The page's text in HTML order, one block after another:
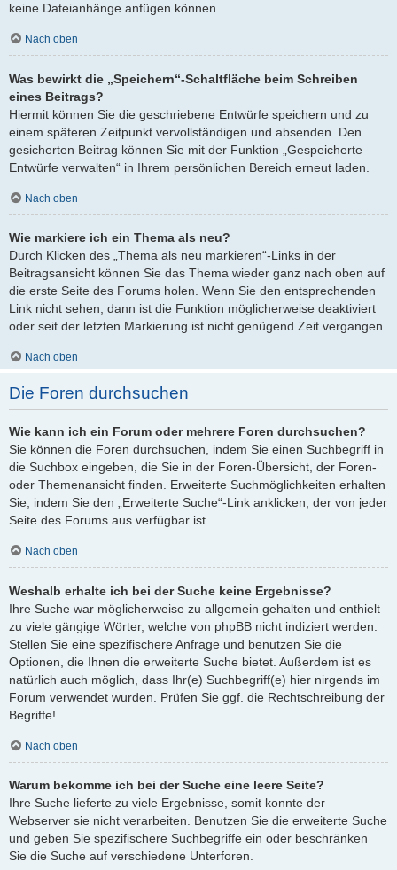
keine Dateianhänge anfügen können.
Nach oben
Was bewirkt die „Speichern“-Schaltfläche beim Schreiben
eines Beitrags?
Hiermit können Sie die geschriebene Entwürfe speichern und zu
einem späteren Zeitpunkt vervollständigen und absenden. Den
gesicherten Beitrag können Sie mit der Funktion „Gespeicherte
Entwürfe verwalten“ in Ihrem persönlichen Bereich erneut laden.
Nach oben
Wie markiere ich ein Thema als neu?
Durch Klicken des „Thema als neu markieren“-Links in der
Beitragsansicht können Sie das Thema wieder ganz nach oben auf
die erste Seite des Forums holen. Wenn Sie den entsprechenden
Link nicht sehen, dann ist die Funktion möglicherweise deaktiviert
oder seit der letzten Markierung ist nicht genügend Zeit vergangen.
Nach oben
Die Foren durchsuchen
Wie kann ich ein Forum oder mehrere Foren durchsuchen?
Sie können die Foren durchsuchen, indem Sie einen Suchbegriff in
die Suchbox eingeben, die Sie in der Foren-Übersicht, der Foren-
oder Themenansicht finden. Erweiterte Suchmöglichkeiten erhalten
Sie, indem Sie den „Erweiterte Suche“-Link anklicken, der von jeder
Seite des Forums aus verfügbar ist.
Nach oben
Weshalb erhalte ich bei der Suche keine Ergebnisse?
Ihre Suche war möglicherweise zu allgemein gehalten und enthielt
zu viele gängige Wörter, welche von phpBB nicht indiziert werden.
Stellen Sie eine spezifischere Anfrage und benutzen Sie die
Optionen, die Ihnen die erweiterte Suche bietet. Außerdem ist es
natürlich auch möglich, dass Ihr(e) Suchbegriff(e) hier nirgends im
Forum verwendet wurden. Prüfen Sie ggf. die Rechtschreibung der
Begriffe!
Nach oben
Warum bekomme ich bei der Suche eine leere Seite?
Ihre Suche lieferte zu viele Ergebnisse, somit konnte der
Webserver sie nicht verarbeiten. Benutzen Sie die erweiterte Suche
und geben Sie spezifischere Suchbegriffe ein oder beschränken
Sie die Suche auf verschiedene Unterforen.